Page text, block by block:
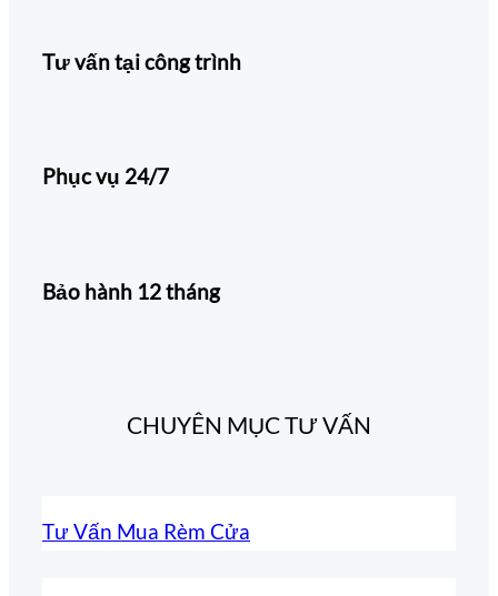
Tư vấn tại công trình
Phục vụ 24/7
Bảo hành 12 tháng
CHUYÊN MỤC TƯ VẤN
Tư Vấn Mua Rèm Cửa